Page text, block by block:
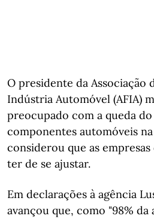
O presidente da Associação
Indústria Automóvel (AFIA)
preocupado com a queda
componentes automóveis
considerou que as
ter de se ajustar.
Em declarações à agência
avançou que, como "98% da